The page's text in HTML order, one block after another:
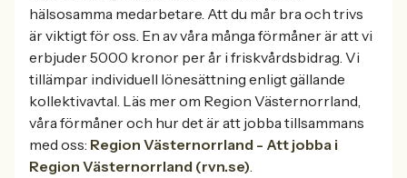
hälsosamma medarbetare. Att du mår bra och trivs
är viktigt för oss. En av våra många förmåner är att vi
erbjuder 5000 kronor per år i friskvårdsbidrag. Vi
tillämpar individuell lönesättning enligt gällande
kollektivavtal. Läs mer om Region Västernorrland,
våra förmåner och hur det är att jobba tillsammans
med oss: Region Västernorrland - Att jobba i
Region Västernorrland (rvn.se).